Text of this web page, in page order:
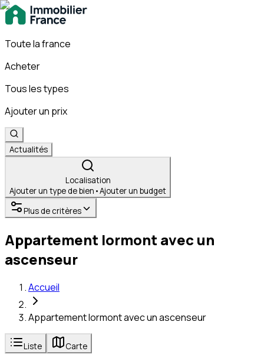
Toute la france
Acheter
Tous les types
Ajouter un prix
Actualités
Localisation
Ajouter un type de bien •Ajouter un budget
Plus de critères
Appartement lormont avec un
ascenseur
Accueil
Appartement lormont avec un ascenseur
Liste Carte